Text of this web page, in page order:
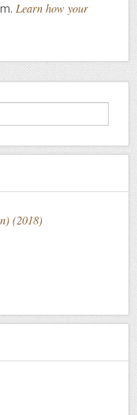
Learn how your
(2018)